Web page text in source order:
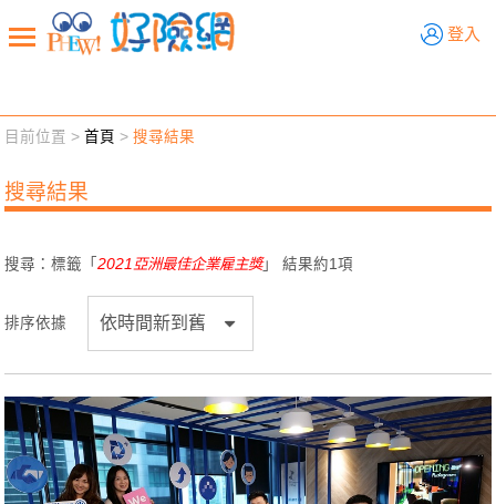
登入
新聞觀點 業務交流
退休先準備 好險學堂 輔銷工具 活動專區
目前位置 >首頁 >搜尋結果
搜尋結果
搜尋：標籤「2021亞洲最佳企業雇主獎」 結果約1項
排序依據